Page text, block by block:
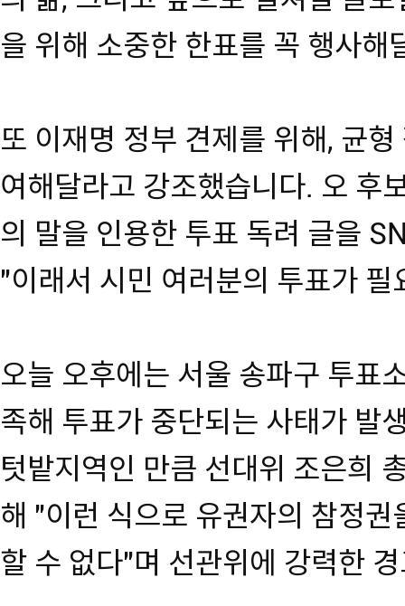
을 위해 소중한 한표를 꼭 행사해
또 이재명 정부 견제를 위해, 균
여해달라고 강조했습니다. 오 후
의 말을 인용한 투표 독려 글을
"이래서 시민 여러분의 투표가
오늘 오후에는 서울 송파구 투표
족해 투표가 중단되는 사태가 발
텃밭지역인 만큼 선대위 조은희
해 "이런 식으로 유권자의 참정
할 수 없다"며 선관위에 강력한